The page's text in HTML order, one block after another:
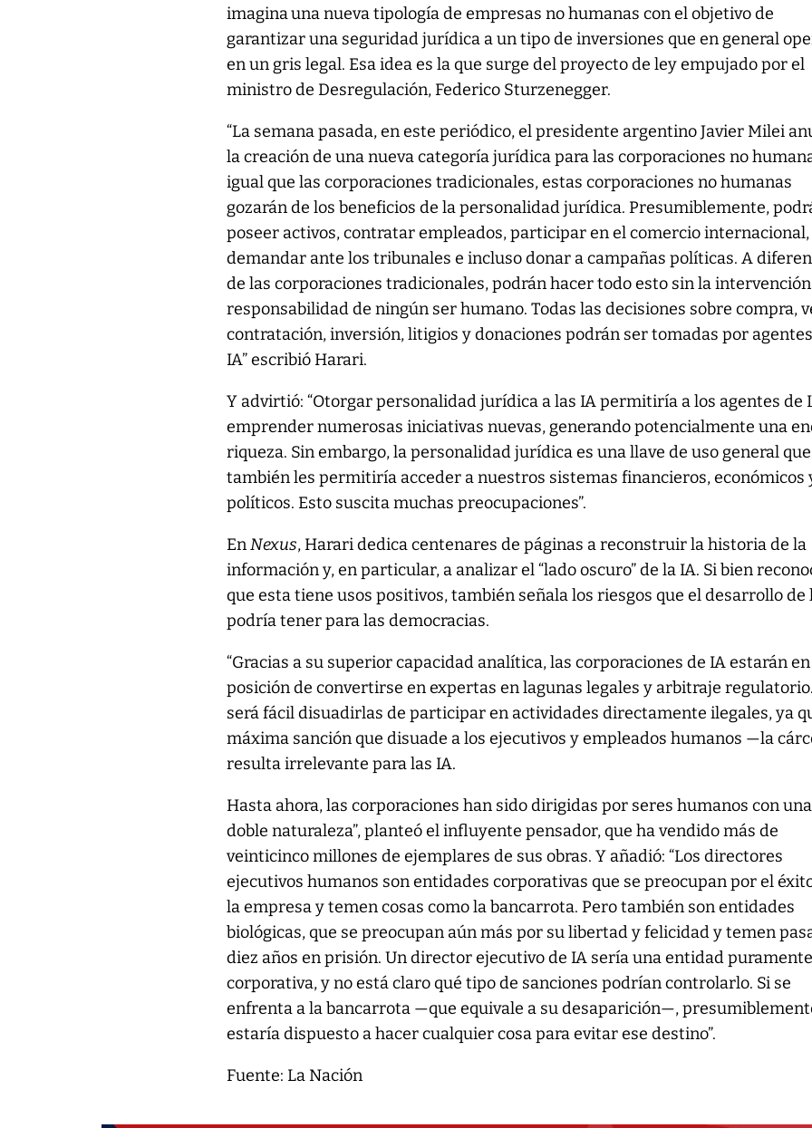
imaginauna nueva tipología de empresas no humanas con el objetivo de
garantizar una seguridad jurídica a un tipo de inversiones que en general
en un gris legal. Esa idea es la que surge del proyecto de ley empujado por el
ministro de Desregulación, Federico Sturzenegger.
“La semana pasada, en este periódico, el presidente argentino Javier Milei
la creación de una nueva categoría jurídica para las corporaciones no
igual que las corporaciones tradicionales, estas corporaciones no humanas
gozarán de los beneficios de la personalidad jurídica. Presumiblemente,
poseer activos, contratar empleados, participar en el comercio internacional,
demandar ante los tribunales e incluso donar a campañas políticas. A
de las corporaciones tradicionales, podrán hacer todo esto sin la
responsabilidad de ningún ser humano. Todas las decisiones sobre compra,
contratación, inversión, litigios y donaciones podrán ser tomadas por
IA” escribió Harari.
Y advirtió: “Otorgar personalidad jurídica a las IA permitiría a los agentes de
emprender numerosas iniciativas nuevas, generando potencialmente una
riqueza. Sin embargo, la personalidad jurídica es una llave de uso general que
también les permitiría acceder a nuestros sistemas financieros, económicos
políticos. Esto suscita muchas preocupaciones”.
EnNexus, Harari dedica centenares de páginas a reconstruir la historia de la
información y, en particular, a analizar el “lado oscuro” de la IA. Si bien
que esta tiene usos positivos, también señala los riesgos que el desarrollo de
podría tener para las democracias.
“Gracias a su superior capacidad analítica, las corporaciones de IA estarán en
posición de convertirse en expertas en lagunas legales y arbitraje
será fácil disuadirlas de participar en actividades directamente ilegales, ya
máxima sanción que disuade a los ejecutivos y empleados humanos —la
resulta irrelevante para las IA.
Hasta ahora, las corporaciones han sido dirigidas por seres humanos con una
doble naturaleza”, planteó el influyente pensador, que ha vendido más de
veinticinco millones de ejemplares de sus obras. Y añadió: “Los directores
ejecutivos humanos son entidades corporativas que se preocupan por el
la empresa y temen cosas como la bancarrota. Pero también son entidades
biológicas, que se preocupan aún más por su libertad y felicidad y temen
diez años en prisión. Un director ejecutivo de IA sería una entidad puramente
corporativa, y no está claro qué tipo de sanciones podrían controlarlo. Si se
enfrenta a la bancarrota —que equivale a su desaparición—,
estaría dispuesto a hacer cualquier cosa para evitar ese destino”.
Fuente: La Nación